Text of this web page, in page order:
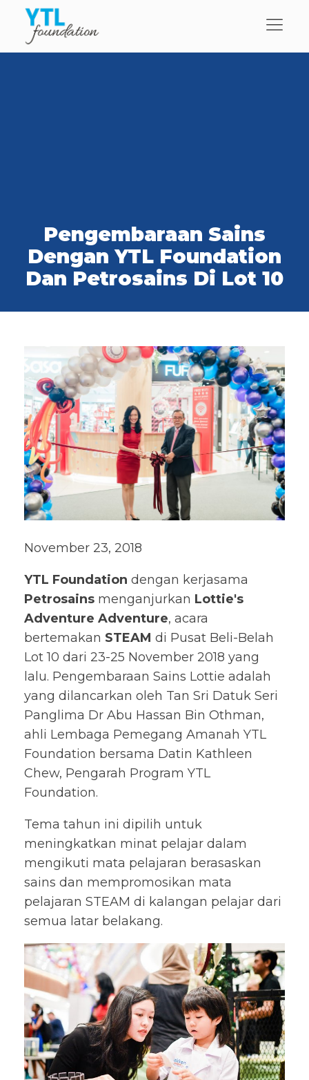
Pengembaraan Sains
Dengan YTL Foundation
Dan Petrosains Di Lot 10
November 23, 2018
YTL Foundation dengan kerjasama
Petrosains menganjurkan Lottie's
Adventure Adventure, acara
bertemakan STEAM di Pusat Beli-Belah
Lot 10 dari 23-25 ​​November 2018 yang
lalu. Pengembaraan Sains Lottie adalah
yang dilancarkan oleh Tan Sri Datuk Seri
Panglima Dr Abu Hassan Bin Othman,
ahli Lembaga Pemegang Amanah YTL
Foundation bersama Datin Kathleen
Chew, Pengarah Program YTL
Foundation.
Tema tahun ini dipilih untuk
meningkatkan minat pelajar dalam
mengikuti mata pelajaran berasaskan
sains dan mempromosikan mata
pelajaran STEAM di kalangan pelajar dari
semua latar belakang.